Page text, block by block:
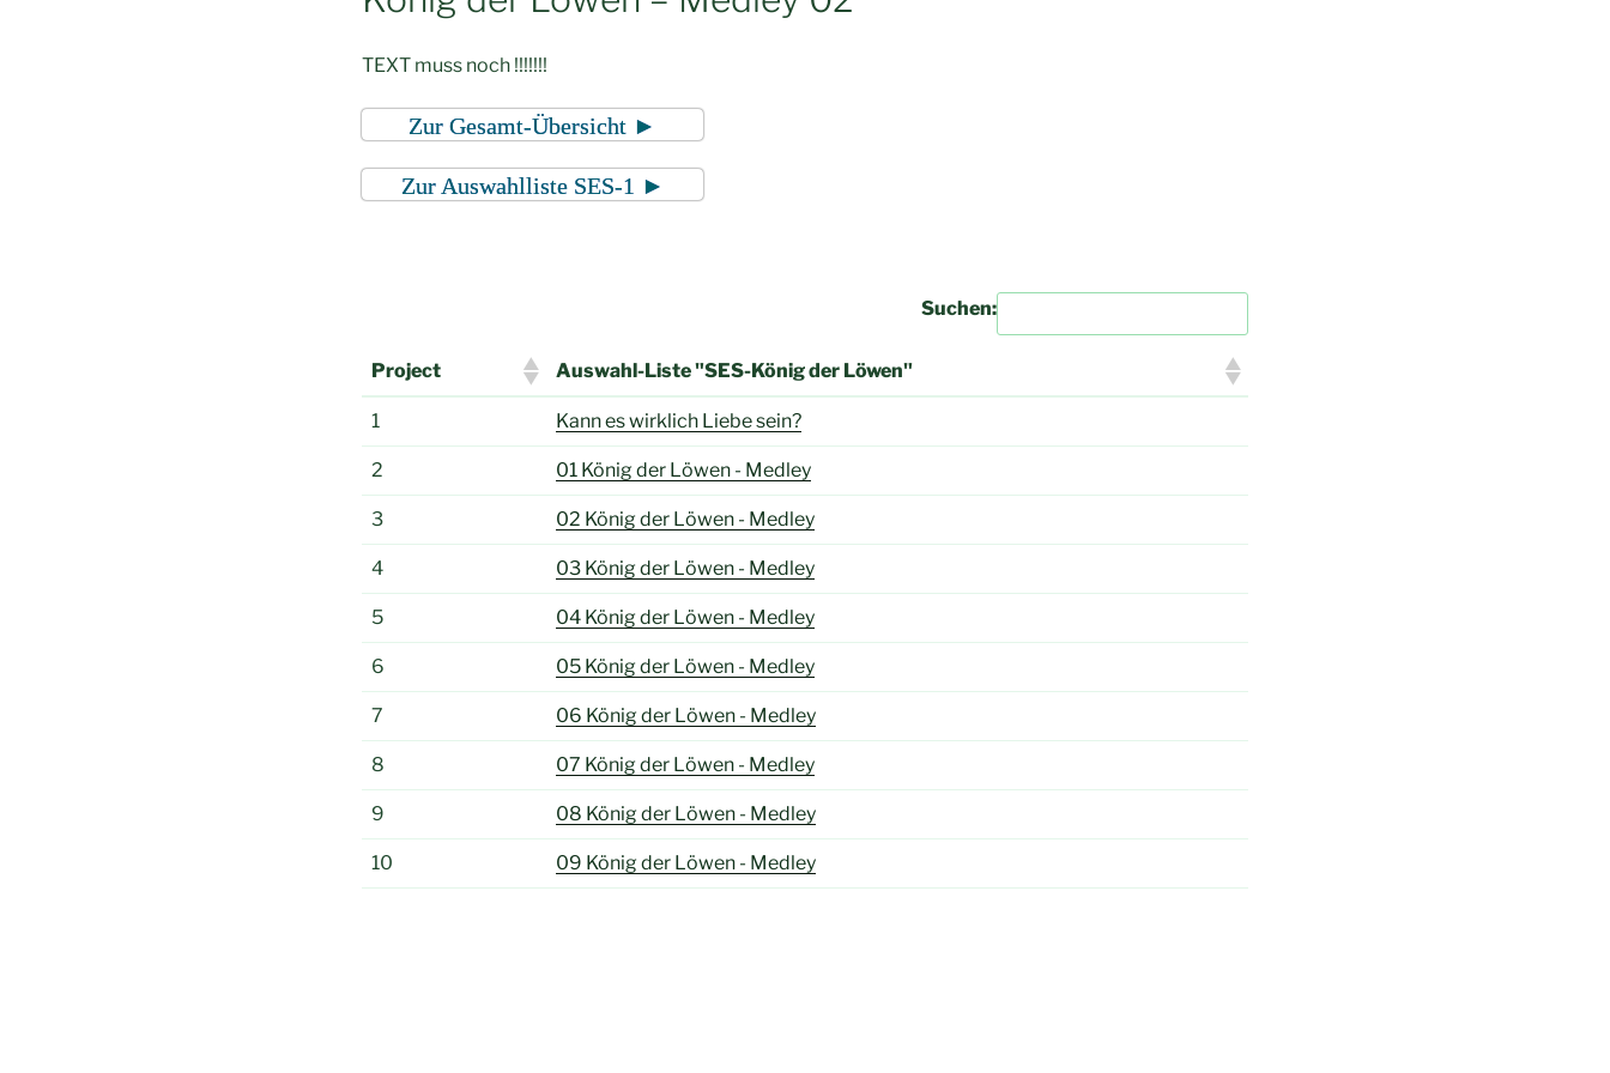
TEXT muss noch !!!!!!!
Zur Gesamt-Übersicht ►
Zur Auswahlliste SES-1 ►
Suchen:
Project
Auswahl-Liste "SES-König der Löwen"
Project
Auswahl-Liste "SES-König der Löwen"
1 Kann es wirklich Liebe sein?
2 01 König der Löwen - Medley
3 02 König der Löwen - Medley
4 03 König der Löwen - Medley
5 04 König der Löwen - Medley
6 05 König der Löwen - Medley
7 06 König der Löwen - Medley
8 07 König der Löwen - Medley
9 08 König der Löwen - Medley
10 09 König der Löwen - Medley